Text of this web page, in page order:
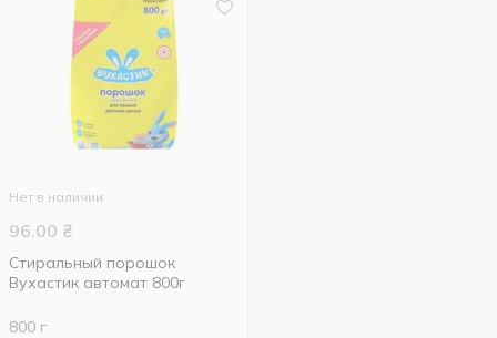
Нет в наличии
96.00 ₴
Стиральный порошок
Вухастик автомат 800г
800 г